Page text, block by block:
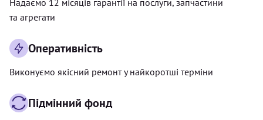
Надаємо 12 місяців гарантії на послуги, запчастини
та агрегати
Оперативність
Виконуємо якісний ремонт у найкоротші терміни
Підмінний фонд